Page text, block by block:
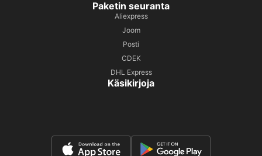
Paketin seuranta
Aliexpress
Joom
Posti
CDEK
DHL Express
Käsikirjoja